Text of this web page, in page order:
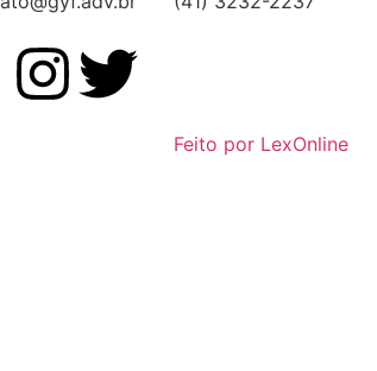
Feito por LexOnline